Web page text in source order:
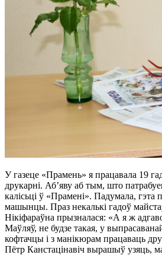
У газеце «Прамень» я працавала 19
друкарні. Аб’яву аб тым, што
калісьці ў «Прамені». Падумала, гэта
машынцы. Праз некалькі гадоў
Нікіфараўна прызналася: «А я ж
Маўляў, не будзе такая, у
кофтачцы і з манікюрам працаваць
Пётр Канстацінавіч вырашыў узяць,